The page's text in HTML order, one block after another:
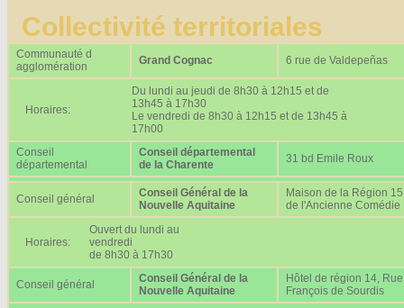
Collectivité territoriales
Communauté d
agglomération
Grand Cognac 6 rue de Valdepeñas
Horaires:
Du lundi au jeudi de 8h30 à 12h15 et de
13h45 à 17h30
Le vendredi de 8h30 à 12h15 et de 13h45 à
17h00
Conseil
départemental
Conseil départemental
de la Charente
31 bd Emile Roux
Conseil général
Conseil Général de la
Nouvelle Aquitaine
Maison de la Région
de l'Ancienne Comédie
Horaires:
Ouvert du lundi au
vendredi
de 8h30 à 17h30
Conseil général
Conseil Général de la
Nouvelle Aquitaine
Hôtel de région 14, Rue
François de Sourdis